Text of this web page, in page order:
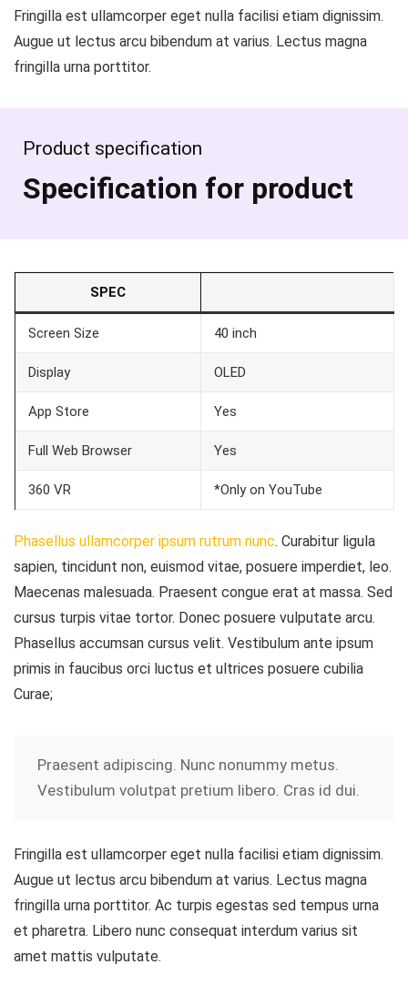
Fringilla est ullamcorper eget nulla facilisi etiam dignissim.
Augue ut lectus arcu bibendum at varius. Lectus magna
fringilla urna porttitor.
Product specification
Specification for product
SPEC
Screen Size 40 inch
Display OLED
App Store Yes
Full Web Browser Yes
360 VR *Only on YouTube
Phasellus ullamcorper ipsum rutrum nunc. Curabitur ligula
sapien, tincidunt non, euismod vitae, posuere imperdiet, leo.
Maecenas malesuada. Praesent congue erat at massa. Sed
cursus turpis vitae tortor. Donec posuere vulputate arcu.
Phasellus accumsan cursus velit. Vestibulum ante ipsum
primis in faucibus orci luctus et ultrices posuere cubilia
Curae;
Praesent adipiscing. Nunc nonummy metus.
Vestibulum volutpat pretium libero. Cras id dui.
Fringilla est ullamcorper eget nulla facilisi etiam dignissim.
Augue ut lectus arcu bibendum at varius. Lectus magna
fringilla urna porttitor. Ac turpis egestas sed tempus urna
et pharetra. Libero nunc consequat interdum varius sit
amet mattis vulputate.